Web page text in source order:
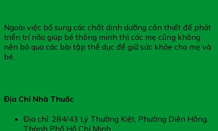
Ngoài việc bổ sung các chất dinh dưỡng cần thiết để phát
triển trí não giúp bé thông minh thì các mẹ cũng không
nên bỏ qua các bài tập thể dục để giữ sức khỏe cho mẹ và
bé.
Địa Chỉ Nhà Thuốc
Địa chỉ: 284/43 Lý Thường Kiệt, Phường Diên Hồng,
Thành Phố Hồ Chí Minh